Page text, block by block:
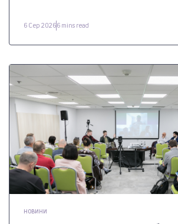
6 Сер 20266 mins read
НОВИНИ